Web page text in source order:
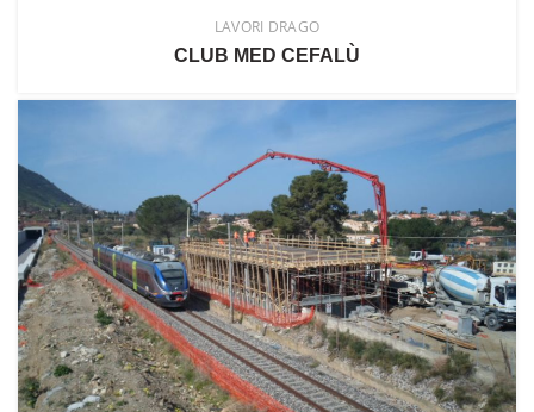
LAVORI DRAGO
CLUB MED CEFALÙ